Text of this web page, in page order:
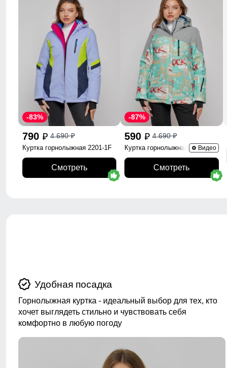
790 p 4 690p
-83%
Куртка горнолыжная 2201-1F
Смотреть
590 p 4 690p
-87%
Куртка горнолыжная 2252Br
Видео
Смотреть
Удобная посадка
Горнолыжная куртка - идеальный выбор для тех, кто
хочет выглядеть стильно и чувствовать себя
комфортно в любую погоду